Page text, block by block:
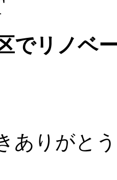
でリノベ
ありがと